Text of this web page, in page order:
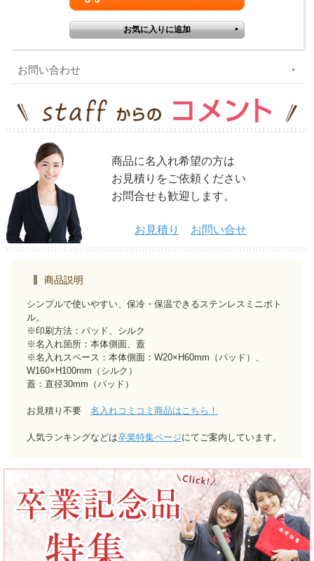
お問い合わせ
商品に名入れ希望の方は
お見積りをご依頼ください
お問合せも歓迎します。
お見積り お問い合せ
商品説明
シンプルで使いやすい、保冷・保温できるステンレスミニボト
ル。
※印刷方法：パッド、シルク
※名入れ箇所：本体側面、蓋
※名入れスペース：本体側面：W20×H60mm（パッド）、
W160×H100mm（シルク）
蓋：直径30mm（パッド）
お見積り不要 名入れコミコミ商品はこちら！
人気ランキングなどは卒業特集ページにてご案内しています。